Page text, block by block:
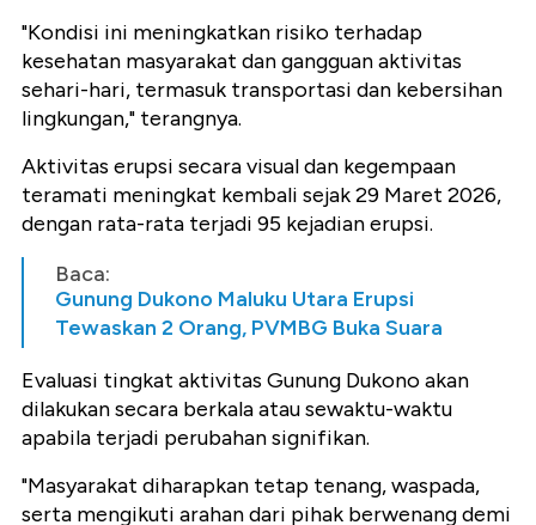
"Kondisi ini meningkatkan risiko terhadap
kesehatan masyarakat dan gangguan aktivitas
sehari-hari, termasuk transportasi dan kebersihan
lingkungan," terangnya.
Aktivitas erupsi secara visual dan kegempaan
teramati meningkat kembali sejak 29 Maret 2026,
dengan rata-rata terjadi 95 kejadian erupsi.
Baca:
Gunung Dukono Maluku Utara Erupsi
Tewaskan 2 Orang, PVMBG Buka Suara
Evaluasi tingkat aktivitas Gunung Dukono akan
dilakukan secara berkala atau sewaktu-waktu
apabila terjadi perubahan signifikan.
"Masyarakat diharapkan tetap tenang, waspada,
serta mengikuti arahan dari pihak berwenang demi